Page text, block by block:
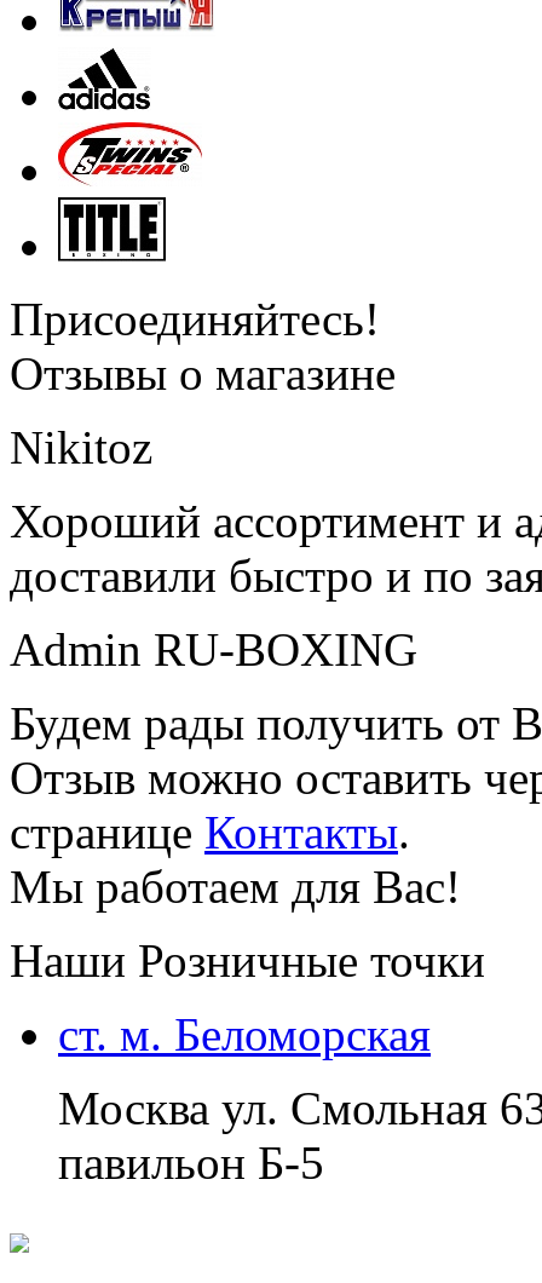
Присоединяйтесь!
Отзывы о магазине
Nikitoz
Хороший ассортимент и
доставили быстро и по
Admin RU-BOXING
Будем рады получить от
Отзыв можно оставить
странице Контакты.
Мы работаем для Вас!
Наши Розничные точки
ст. м. Беломорская
Москва ул. Смольная
павильон Б-5